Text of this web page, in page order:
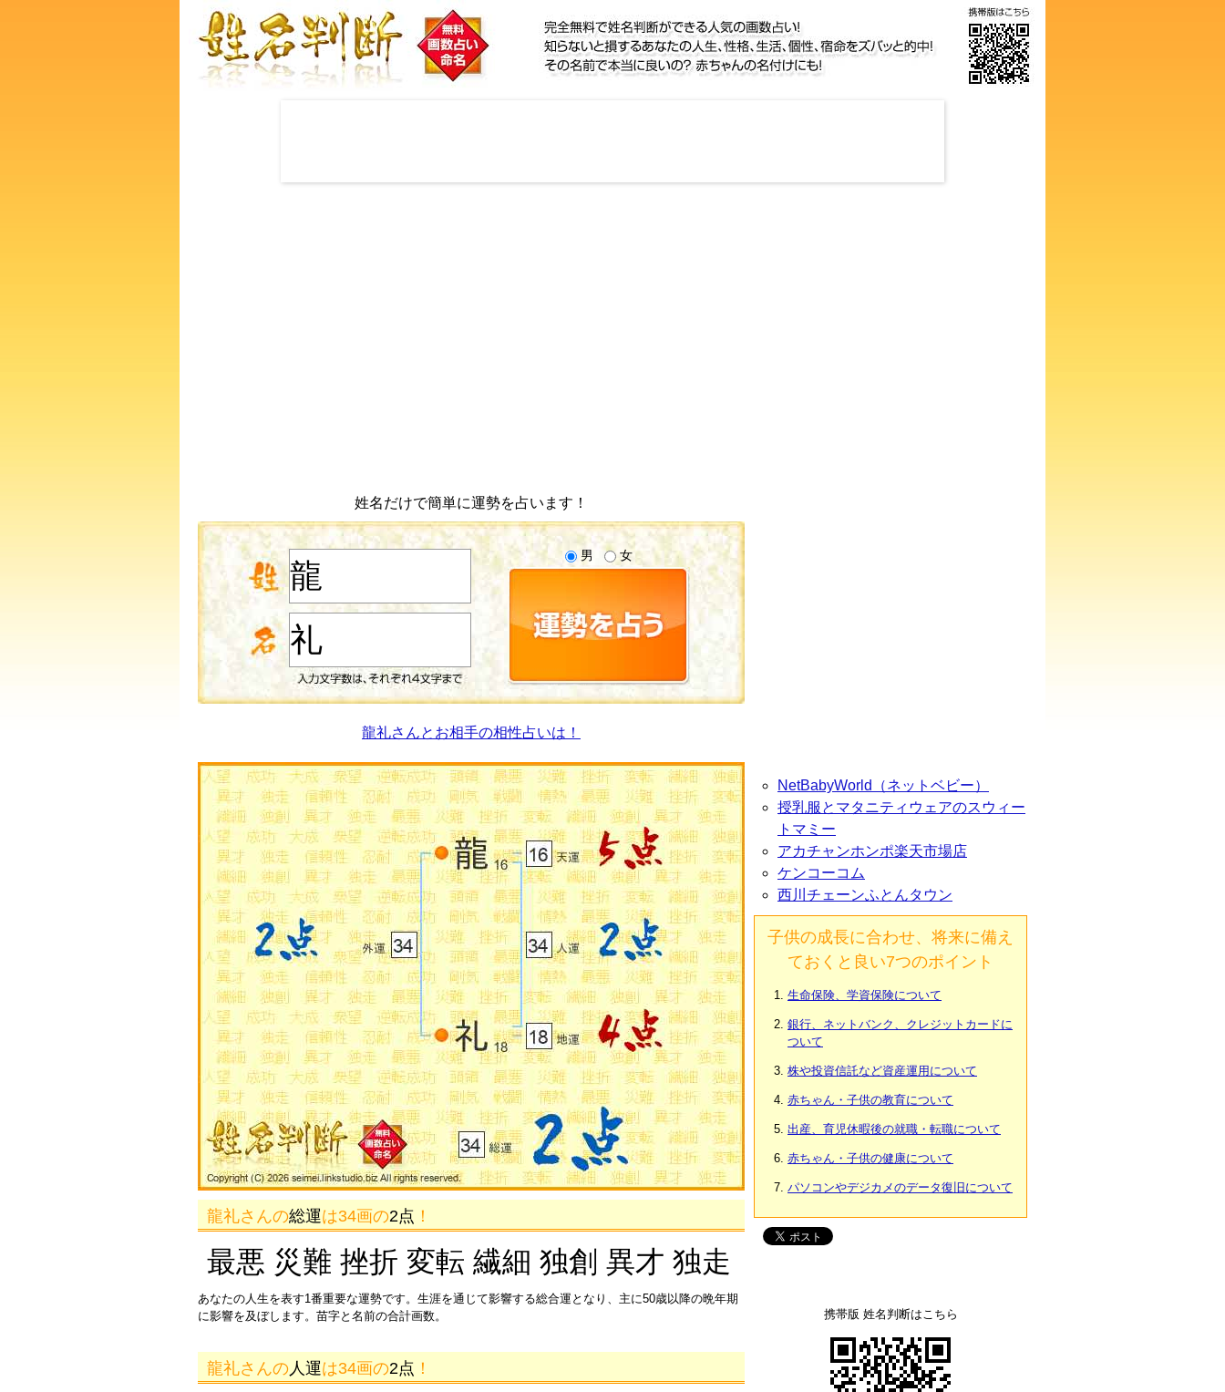
姓名だけで簡単に運勢を占います！
男 女
龍礼さんとお相手の相性占いは！
龍礼さんの総運は34画の2点 ！
最悪 災難 挫折 変転 繊細 独創 異才 独走
あなたの人生を表す1番重要な運勢です。生涯を通じて影響する総合運となり、主に50歳以降の晩年期
に影響を及ぼします。苗字と名前の合計画数。
龍礼さんの 人運は34画の2点 ！
NetBabyWorld（ネットベビー）
授乳服とマタニティウェアのスウィー
トマミー
アカチャンホンポ楽天市場店
ケンコーコム
西川チェーンふとんタウン
子供の成長に合わせ、将来に備え
ておくと良い7つのポイント
生命保険、学資保険について
銀行、ネットバンク、クレジットカードに
ついて
株や投資信託など資産運用について
赤ちゃん・子供の教育について
出産、育児休暇後の就職・転職について
赤ちゃん・子供の健康について
パソコンやデジカメのデータ復旧について
携帯版 姓名判断はこちら